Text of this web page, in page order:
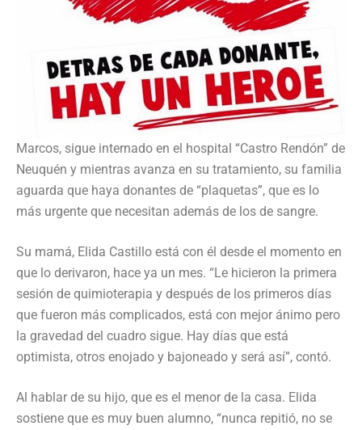
Marcos, sigue internado en el hospital “Castro Rendón” de
Neuquén y mientras avanza en su tratamiento, su familia
aguarda que haya donantes de “plaquetas”, que es lo
más urgente que necesitan además de los de sangre.
Su mamá, Elida Castillo está con él desde el momento en
que lo derivaron, hace ya un mes. “Le hicieron la primera
sesión de quimioterapia y después de los primeros días
que fueron más complicados, está con mejor ánimo pero
la gravedad del cuadro sigue. Hay días que está
optimista, otros enojado y bajoneado y será así”, contó.
Al hablar de su hijo, que es el menor de la casa. Elida
sostiene que es muy buen alumno, “nunca repitió, no se